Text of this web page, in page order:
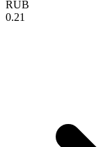
RUB
0.21